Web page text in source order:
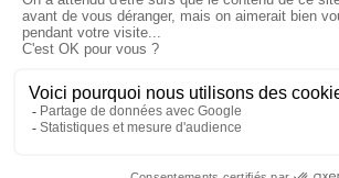
Le pape en Uruguay,
Pérou du 6 au 17
© KTO 2026 —Contact